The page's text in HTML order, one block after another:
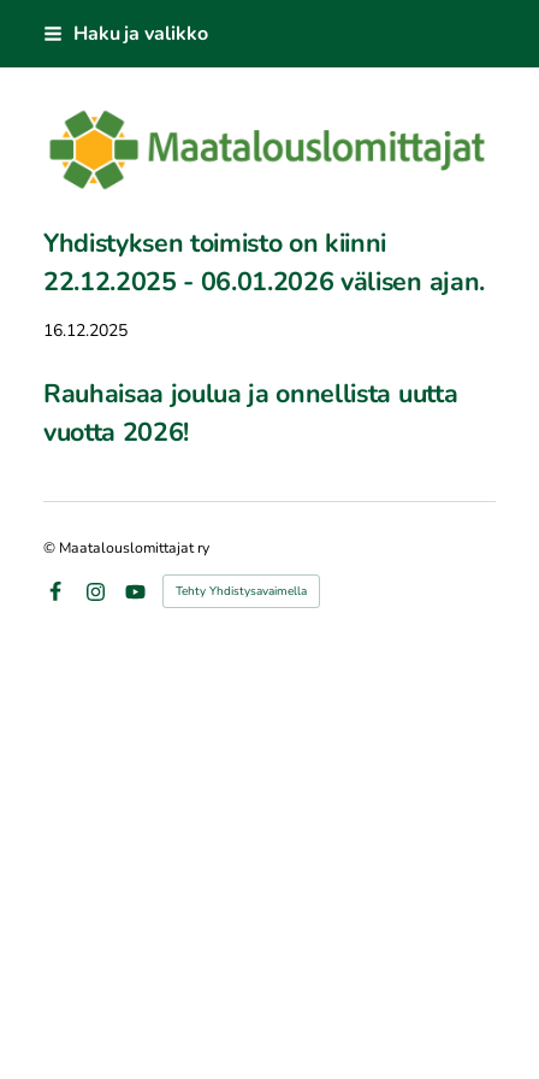
Siirry
Haku ja valikko
Maatalouslomittajat ry
Yhdistyksen toimisto on kiinni
22.12.2025 - 06.01.2026 välisen ajan.
16.12.2025
Rauhaisaa joulua ja onnellista uutta
vuotta 2026!
© Maatalouslomittajat ry
YouTube
Tehty Yhdistysavaimella